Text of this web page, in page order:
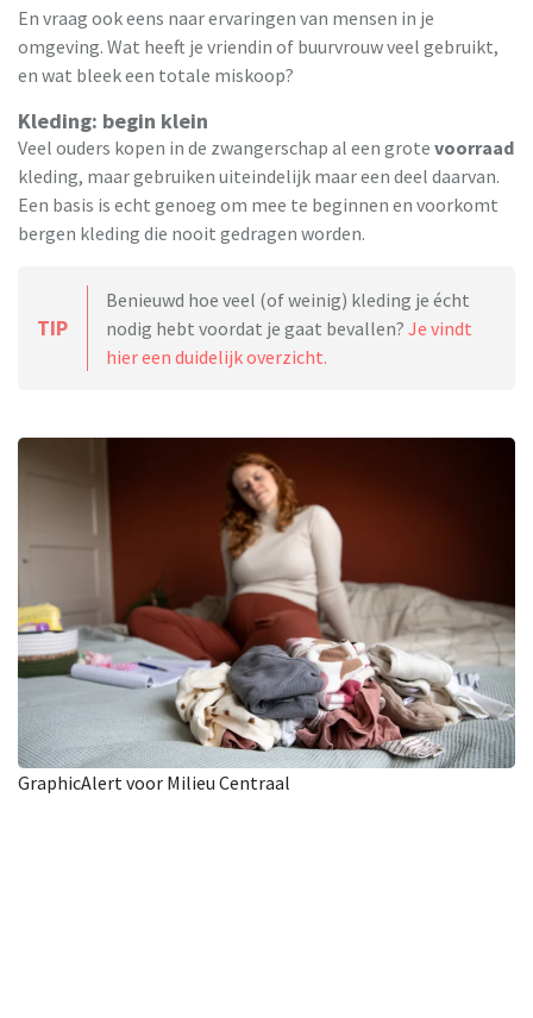
En vraag ook eens naar ervaringen van mensen in je
omgeving. Wat heeft je vriendin of buurvrouw veel gebruikt,
en wat bleek een totale miskoop?
Kleding: begin klein
Veel ouders kopen in de zwangerschap al een grote voorraad
kleding, maar gebruiken uiteindelijk maar een deel daarvan.
Een basis is echt genoeg om mee te beginnen en voorkomt
bergen kleding die nooit gedragen worden.
TIP
Benieuwd hoe veel (of weinig) kleding je écht
nodig hebt voordat je gaat bevallen? Je vindt
hier een duidelijk overzicht.
GraphicAlert voor Milieu Centraal